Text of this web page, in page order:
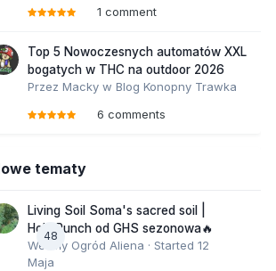
1 comment
Top 5 Nowoczesnych automatów XXL
bogatych w THC na outdoor 2026
Przez Macky w Blog Konopny Trawka
6 comments
tematy
48
Living Soil Soma's sacred soil |
Holy Punch od GHS sezonowa🔥
Wesoły Ogród Aliena · Started 12
Maja